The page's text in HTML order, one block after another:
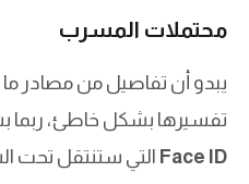
محتملات المسرب
يبدو أن تفاصيل من مصادر
تفسيرها بشكل خاطئ، ربما
Face ID التي ستنتقل تحت